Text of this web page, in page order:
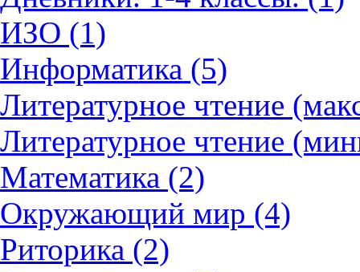
ИЗО (1)
Информатика (5)
Литературное чтение
Литературное чтение
Математика (2)
Окружающий мир (4)
Риторика (2)